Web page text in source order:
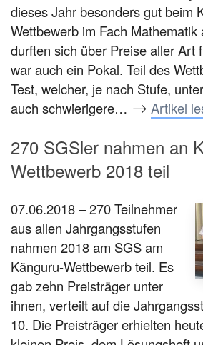
dieses Jahr besonders gut beim
Wettbewerb im Fach
durften sich über Preise aller Art
war auch ein Pokal. Teil des
Test, welcher, je nach Stufe,
auch schwierigere…
Artikel
270 SGSler nahmen an
Wettbewerb 2018 teil
07.06.2018 – 270 Teilnehmer
aus allen Jahrgangsstufen
nahmen 2018 am SGS am
Känguru-Wettbewerb teil. Es
gab zehn Preisträger unter
ihnen, verteilt auf die
10. Die Preisträger erhielten